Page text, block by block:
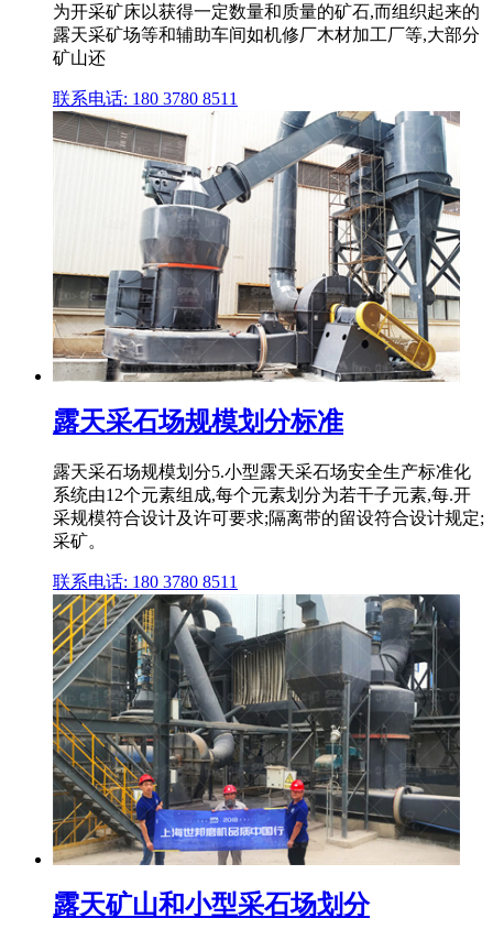
为开采矿床以获得一定数量和质量的矿石,而组织起来的
露天采矿场等和辅助车间如机修厂木材加工厂等,大部分
矿山还
联系电话: 180 3780 8511
露天采石场规模划分标准
露天采石场规模划分5.小型露天采石场安全生产标准化
系统由12个元素组成,每个元素划分为若干子元素,每.开
采规模符合设计及许可要求;隔离带的留设符合设计规定;
采矿。
联系电话: 180 3780 8511
露天矿山和小型采石场划分